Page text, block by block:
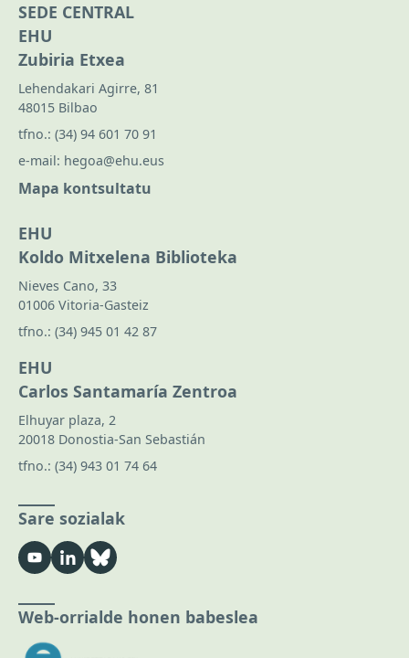
SEDE CENTRAL
EHU
Zubiria Etxea
Lehendakari Agirre, 81
48015 Bilbao
tfno.: (34) 94 601 70 91
e-mail: hegoa@ehu.eus
Mapa kontsultatu
EHU
Koldo Mitxelena Biblioteka
Nieves Cano, 33
01006 Vitoria-Gasteiz
tfno.: (34) 945 01 42 87
EHU
Carlos Santamaría Zentroa
Elhuyar plaza, 2
20018 Donostia-San Sebastián
tfno.: (34) 943 01 74 64
Sare sozialak
Web-orrialde honen babeslea